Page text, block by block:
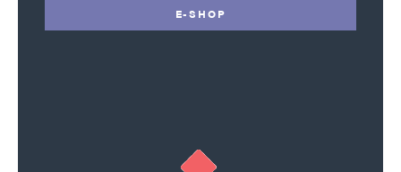
E-SHOP